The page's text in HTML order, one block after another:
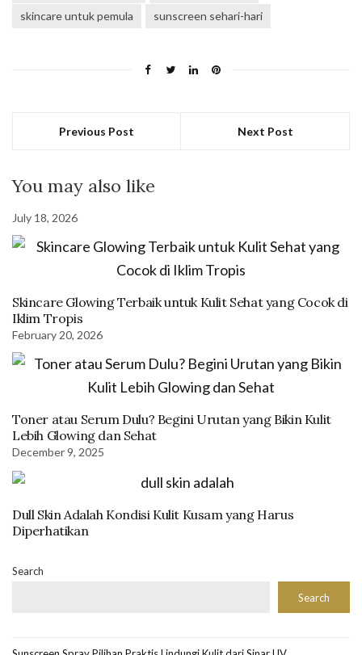
skincare untuk pemula
sunscreen sehari-hari
Previous Post Next Post
You may also like
July 18, 2026
Skincare Glowing Terbaik untuk Kulit Sehat yang Cocok di
Iklim Tropis
February 20, 2026
Toner atau Serum Dulu? Begini Urutan yang Bikin Kulit
Lebih Glowing dan Sehat
December 9, 2025
Dull Skin Adalah Kondisi Kulit Kusam yang Harus
Diperhatikan
Search
Search